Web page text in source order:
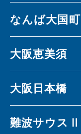
なんば大国町
大阪恵美須
大阪日本橋
難波サウスⅡ